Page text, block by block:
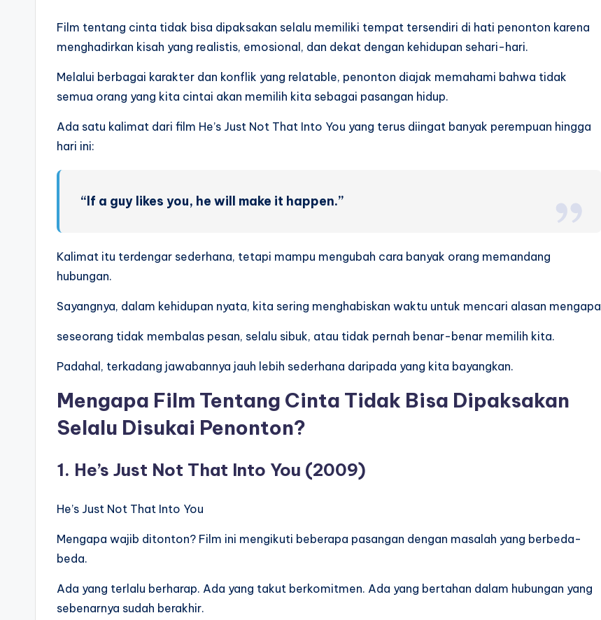
Film tentang cinta tidak bisa dipaksakan selalu memiliki tempat tersendiri di hati penonton karena
menghadirkan kisah yang realistis, emosional, dan dekat dengan kehidupan sehari-hari.
Melalui berbagai karakter dan konflik yang relatable, penonton diajak memahami bahwa tidak
semua orang yang kita cintai akan memilih kita sebagai pasangan hidup.
Ada satu kalimat dari film He’s Just Not That Into You yang terus diingat banyak perempuan hingga
hari ini:
“If a guy likes you, he will make it happen.”
Kalimat itu terdengar sederhana, tetapi mampu mengubah cara banyak orang memandang
hubungan.
Sayangnya, dalam kehidupan nyata, kita sering menghabiskan waktu untuk mencari alasan mengapa
seseorang tidak membalas pesan, selalu sibuk, atau tidak pernah benar-benar memilih kita.
Padahal, terkadang jawabannya jauh lebih sederhana daripada yang kita bayangkan.
Mengapa Film Tentang Cinta Tidak Bisa Dipaksakan
Selalu Disukai Penonton?
1. He’s Just Not That Into You (2009)
He’s Just Not That Into You
Mengapa wajib ditonton? Film ini mengikuti beberapa pasangan dengan masalah yang berbeda-
beda.
Ada yang terlalu berharap. Ada yang takut berkomitmen. Ada yang bertahan dalam hubungan yang
sebenarnya sudah berakhir.